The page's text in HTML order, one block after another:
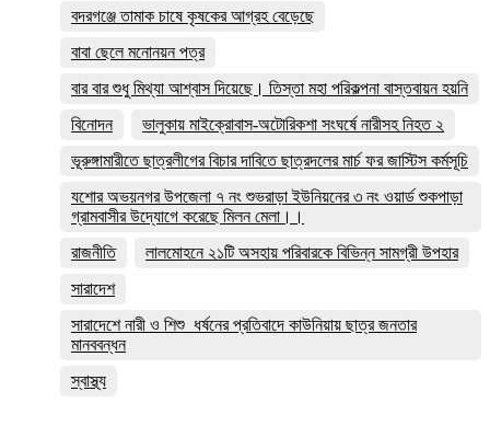
বদরগঞ্জে তামাক চাষে কৃষকের আগ্রহ বেড়েছে
বাবা ছেলে মনোনয়ন পত্র
বার বার শুধু মিথ্যা আশ্বাস দিয়েছে। তিস্তা মহা পরিকল্পনা বাস্তবায়ন হয়নি
বিনোদন
ভালুকায় মাইক্রোবাস-অটোরিকশা সংঘর্ষে নারীসহ নিহত ২
ভূরুঙ্গামারীতে ছাত্রলীগের বিচার দাবিতে ছাত্রদলের মার্চ ফর জাস্টিস কর্মসূচি
যশোর অভয়নগর উপজেলা ৭ নং শুভরাড়া ইউনিয়নের ৩ নং ওয়ার্ড শুকপাড়া
গ্রামবাসীর উদ্যোগে করেছে মিলন মেলা।।
রাজনীতি
লালমোহনে ২১টি অসহায় পরিবারকে বিভিন্ন সামগ্রী উপহার
সারাদেশ
সারাদেশে নারী ও শিশু ধর্ষনের প্রতিবাদে কাউনিয়ায় ছাত্র জনতার
মানববন্ধন
স্বাস্থ্য